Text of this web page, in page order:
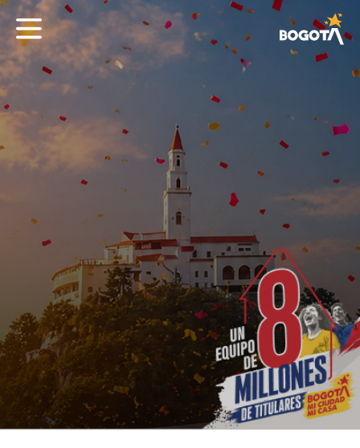
IMPACTO ECONÓMICO
MAPA INTERACTIVO
EVENTOS
PASAPORTE MUNDIALISTA